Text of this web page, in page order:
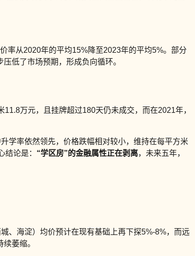
率从2020年的平均15%降至2023年的平均5%。部分
低了市场预期，形成负向循环。
万元，且挂牌超过180天仍未成交，而在2021年，
学率依然领先，价格跌幅相对较小，维持在每平方米
论是： “学区房”的金融属性正在剥离，未来五年，
、海淀）均价预计在现有基础上再下探5%-8%，而远
萎缩。